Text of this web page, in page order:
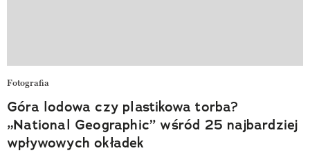
Fotografia
Góra lodowa czy plastikowa torba?
„National Geographic” wśród 25 najbardziej
wpływowych okładek